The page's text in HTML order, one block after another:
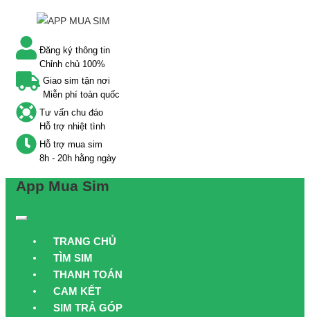
Đăng ký thông tin
Chỉnh chủ 100%
Giao sim tận nơi
Miễn phí toàn quốc
Tư vấn chu đáo
Hỗ trợ nhiệt tình
Hỗ trợ mua sim
8h - 20h hằng ngày
App Mua Sim
TRANG CHỦ
TÌM SIM
THANH TOÁN
CAM KẾT
SIM TRẢ GÓP